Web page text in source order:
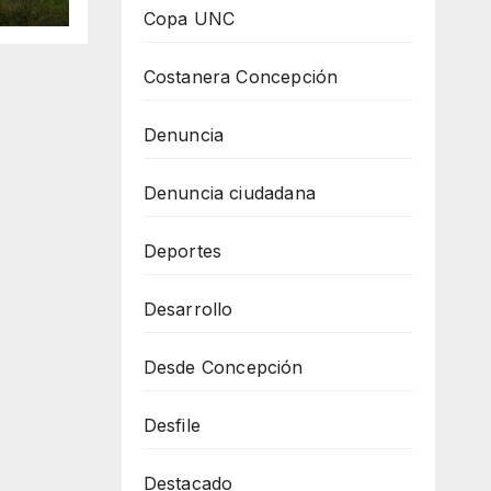
Copa UNC
Costanera Concepción
Denuncia
Denuncia ciudadana
Deportes
Desarrollo
Desde Concepción
Desfile
Destacado